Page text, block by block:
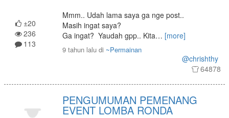
±20
236
113
Mmm.. Udah lama saya ga nge post..
Masih ingat saya?
Ga ingat? Yaudah gpp.. Kita… [more]
9 tahun lalu di ~Permainan
@chrishthy
64878
PENGUMUMAN PEMENANG
EVENT LOMBA RONDA